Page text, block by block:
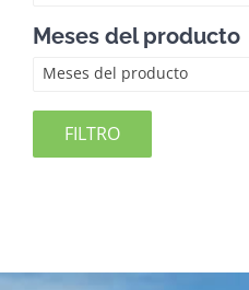
Meses del producto
Meses del producto
FILTRO